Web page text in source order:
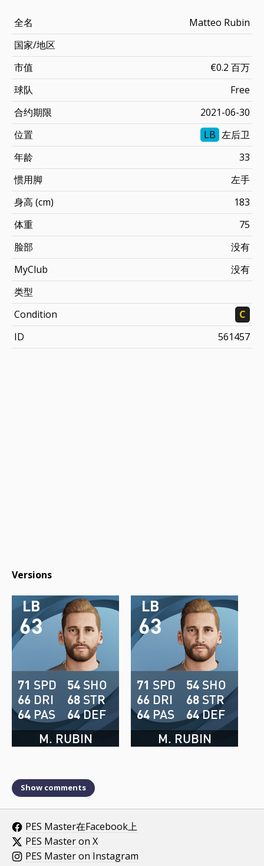
全名
Matteo Rubin
国家/地区
市值
€0.2 百万
球队
Free
合约期限
2021-06-30
位置
LB 左后卫
年龄
33
惯用脚
左手
身高 (cm)
183
体重
75
脸部
没有
MyClub
没有
类型
Condition
C
ID
561457
Versions
63
LB
M. RUBIN
71 SPD
66 DRI
64 PAS
54 SHO
68 STR
64DEF
63
LB
M. RUBIN
71 SPD
66 DRI
64 PAS
54 SHO
68 STR
64DEF
Show comments
PES Master在Facebook上
PES Master on X
PES Master on Instagram